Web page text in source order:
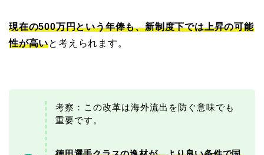
現在の500万円という年俸も、新制度下では上昇の可能
性が高いと考えられます。
考察：この改革は海外流出を防ぐ意味でも
重要です。